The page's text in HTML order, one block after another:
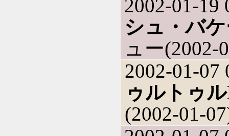
2002-01-19
シュ・バ
ュー(2002-
2002-01-07
ゥルトゥ
(2002-01-